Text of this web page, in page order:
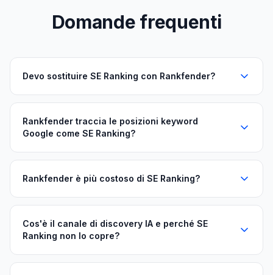
Domande frequenti
Devo sostituire SE Ranking con Rankfender?
Rankfender traccia le posizioni keyword
Google come SE Ranking?
Rankfender è più costoso di SE Ranking?
Cos'è il canale di discovery IA e perché SE
Ranking non lo copre?